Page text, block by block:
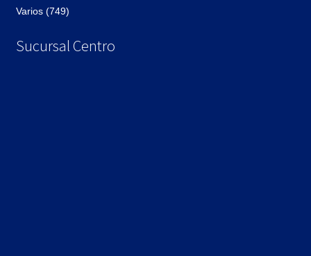
Varios (749)
Sucursal Centro